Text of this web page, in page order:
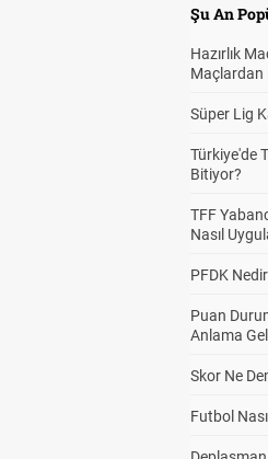
Şu An
Hazırlık
Maçlardan
Süper Lig
Türkiye'de
Bitiyor?
TFF
Nasıl
PFDK
Puan
Anlama
Skor Ne
Futbol